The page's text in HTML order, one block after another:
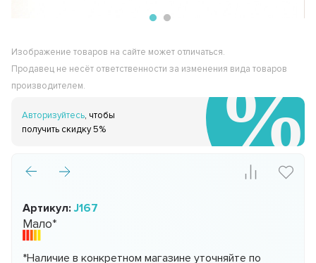
Изображение товаров на сайте может отличаться.
Продавец не несёт ответственности за изменения вида товаров
производителем.
Авторизуйтесь, чтобы
получить скидку 5%
Артикул:J167
Мало*
*Наличие в конкретном магазине уточняйте по